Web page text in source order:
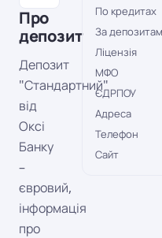
Про
депозит
Депозит
"Стандартний"
від
Оксі
Банку
–
євровий,
інформація
про
По кредитах
За
Ліцензія
МФО
ЄДРПОУ
Адреса
Телефон
Сайт